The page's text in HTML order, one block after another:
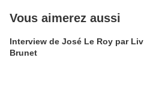
Vous aimerez aussi
Interview de José Le Roy par Liv
Brunet